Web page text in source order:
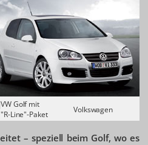
VW Golf mit
"R-Line"-Paket
Volkswagen
– speziell beim Golf, wo es